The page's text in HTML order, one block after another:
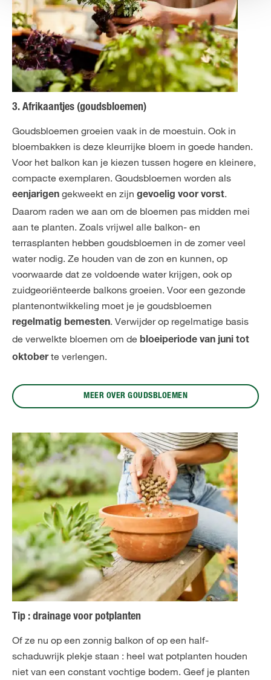
3. Afrikaantjes (goudsbloemen)
Goudsbloemen groeien vaak in de moestuin. Ook in
bloembakken is deze kleurrijke bloem in goede handen.
Voor het balkon kan je kiezen tussen hogere en kleinere,
compacte exemplaren. Goudsbloemen worden als
eenjarigen gekweekt en zijn gevoelig voor vorst.
Daarom raden we aan om de bloemen pas midden mei
aan te planten. Zoals vrijwel alle balkon- en
terrasplanten hebben goudsbloemen in de zomer veel
water nodig. Ze houden van de zon en kunnen, op
voorwaarde dat ze voldoende water krijgen, ook op
zuidgeoriënteerde balkons groeien. Voor een gezonde
plantenontwikkeling moet je je goudsbloemen
regelmatig bemesten. Verwijder op regelmatige basis
de verwelkte bloemen om de bloeiperiode van juni tot
oktoberte verlengen.
MEER OVER GOUDSBLOEMEN
Tip : drainage voor potplanten
Of ze nu op een zonnig balkon of op een half-
schaduwrijk plekje staan : heel wat potplanten houden
niet van een constant vochtige bodem. Geef je planten